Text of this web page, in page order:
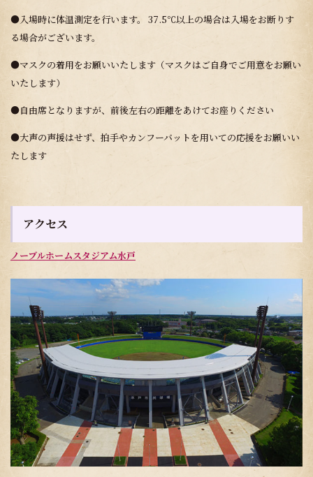
●入場時に体温測定を行います。 37.5℃以上の場合は入場をお断りす
る場合がございます。
●マスクの着用をお願いいたします（マスクはご自身でご用意をお願い
いたします）
●自由席となりますが、前後左右の距離をあけてお座りください
●大声の声援はせず、拍手やカンフーバットを用いての応援をお願いい
たします
アクセス
ノーブルホームスタジアム水戸